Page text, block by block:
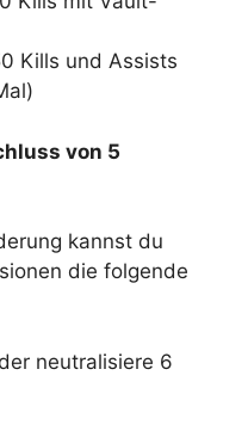
Kills und Assists
von 5
kannst du
die folgende
neutralisiere 6